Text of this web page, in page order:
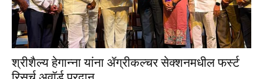
श्रीशैल्य हेगान्ना यांना ॲग्रीकल्चर सेक्शनमधील फर्स्ट